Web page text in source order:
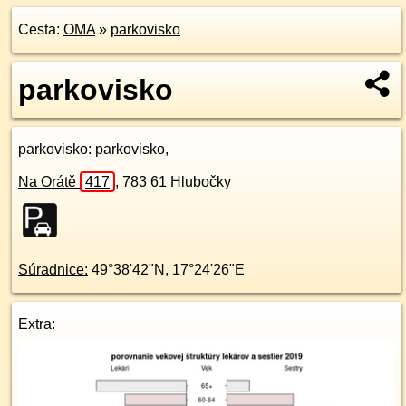
Cesta: OMA» parkovisko
parkovisko
parkovisko: parkovisko,
Na Orátě 417 , 783 61 Hlubočky
Súradnice: 49°38'42"N , 17°24'26"E
Extra: